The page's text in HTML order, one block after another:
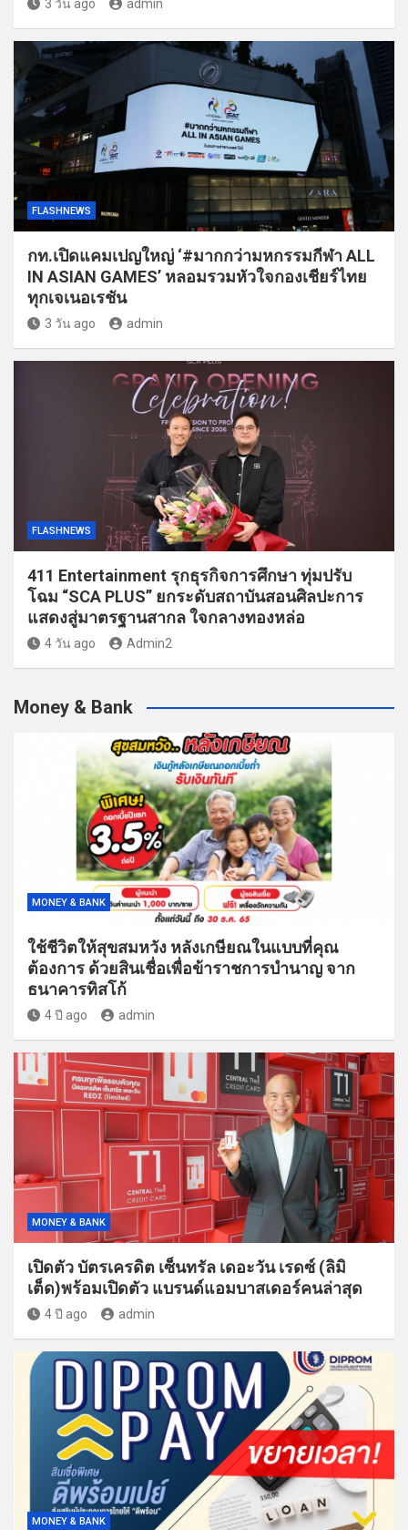
3 วัน ago admin
FLASHNEWS
กท.เปิดแคมเปญใหญ่ ‘#มากกว่ามหกรรมกีฬา ALL
IN ASIAN GAMES’ หลอมรวมหัวใจกองเชียร์ไทย
ทุกเจเนอเรชัน
3 วัน ago admin
FLASHNEWS
411 Entertainment รุกธุรกิจการศึกษา ทุ่มปรับ
โฉม “SCA PLUS” ยกระดับสถาบันสอนศิลปะการ
แสดงสู่มาตรฐานสากล ใจกลางทองหล่อ
4 วัน ago Admin2
Money & Bank
MONEY & BANK
ใช้ชีวิตให้สุขสมหวัง หลังเกษียณในแบบที่คุณ
ต้องการ ด้วยสินเชื่อเพื่อข้าราชการบำนาญ จาก
ธนาคารทิสโก้
4 ปี ago admin
MONEY & BANK
เปิดตัว บัตรเครดิต เซ็นทรัล เดอะวัน เรดซ์ (ลิมิ
เต็ด)พร้อมเปิดตัว แบรนด์แอมบาสเดอร์คนล่าสุด
4 ปี ago admin
MONEY & BANK